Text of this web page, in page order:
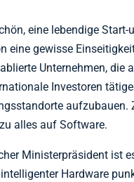
eine lebendige Start-
eine gewisse
Unternehmen, die
Investoren
aufzubauen.
alles auf Software.
Ministerpräsident ist
Hardware